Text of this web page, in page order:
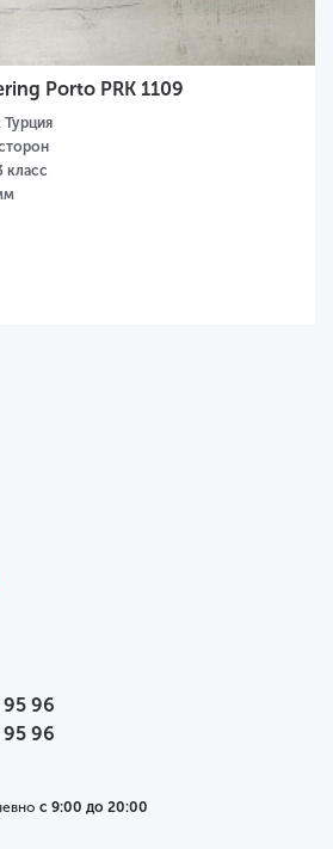
Porto PRK 1109
Турция
класс
95 96
95 96
с 9:00 до 20:00